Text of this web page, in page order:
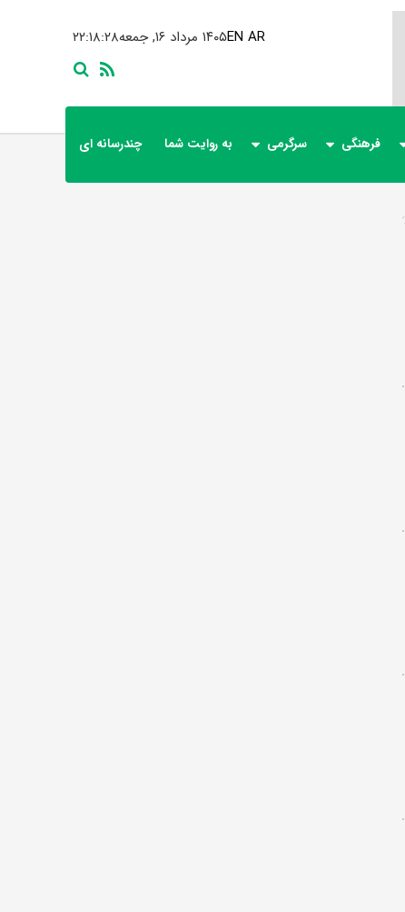
۲۲:۱۸:۲۸ ۱۴۰۵ مرداد ۱۶, جمعهEN AR
فرهنگی سرگرمی به روایت شما چندرسانه ای